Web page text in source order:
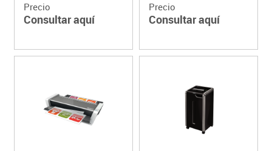
Precio
Consultar aquí
Precio
Consultar aquí